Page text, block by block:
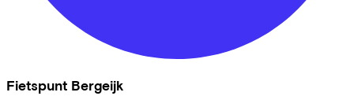
Fietspunt Bergeijk